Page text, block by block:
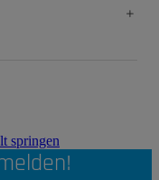
springen